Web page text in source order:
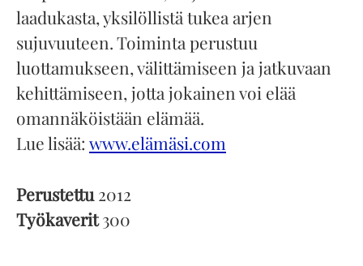
laadukasta, yksilöllistä tukea arjen
sujuvuuteen. Toiminta perustuu
luottamukseen, välittämiseen ja jatkuvaan
kehittämiseen, jotta jokainen voi elää
omannäköistään elämää.
Lue lisää: www.elämäsi.com
Perustettu2012
Työkaverit300